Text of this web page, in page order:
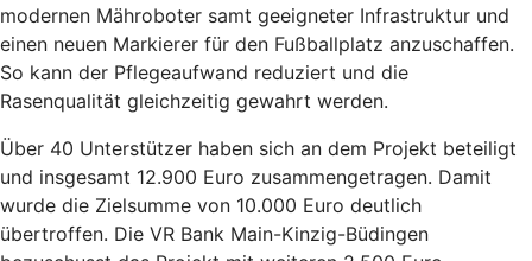
modernen Mähroboter samt geeigneter Infrastruktur und
einen neuen Markierer für den Fußballplatz anzuschaffen.
So kann der Pflegeaufwand reduziert und die
Rasenqualität gleichzeitig gewahrt werden.
Über 40 Unterstützer haben sich an dem Projekt beteiligt
und insgesamt 12.900 Euro zusammengetragen. Damit
wurde die Zielsumme von 10.000 Euro deutlich
übertroffen. Die VR Bank Main-Kinzig-Büdingen